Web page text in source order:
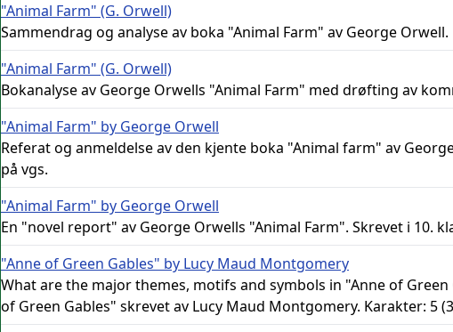
"Animal Farm" (G. Orwell)
Sammendrag og analyse av boka "Animal Farm" av George Orwell.
"Animal Farm" (G. Orwell)
Bokanalyse av George Orwells "Animal Farm" med drøfting av
"Animal Farm" by George Orwell
Referat og anmeldelse av den kjente boka "Animal farm" av
på vgs.
"Animal Farm" by George Orwell
En "novel report" av George Orwells "Animal Farm". Skrevet i 10.
"Anne of Green Gables" by Lucy Maud Montgomery
What are the major themes, motifs and symbols in "Anne of Green
of Green Gables" skrevet av Lucy Maud Montgomery. Karakter: 5